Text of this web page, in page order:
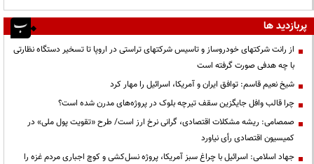
پربازدید ها
از رانت‌ شرکتهای خودروساز و تاسیس شرکتهای تراستی در اروپا تا تسخیر دستگاه نظارتی
با چه هدفی صورت گرفته است
شیخ نعیم قاسم: توافق ایران و آمریکا، اسرائیل را مهار کرد
چرا قالب وافل جایگزین سقف تیرچه بلوک در پروژه‌های مدرن شده است؟
صمصامی: ریشه مشکلات اقتصادی، گرانی نرخ ارز است/ طرح «تقویت پول ملی» در
کمیسیون اقتصادی رأی نیاورد
جهاد اسلامی: اسرائیل با چراغ سبز آمریکا، پروژه نسل‌کشی و کوچ اجباری مردم غزه را